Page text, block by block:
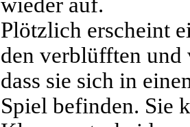
Plötzlich erscheint
den verblüfften und
dass sie sich in
Spiel befinden. Sie